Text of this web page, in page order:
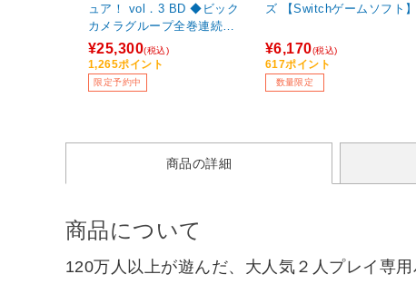
ュア！ vol．3 BD ◆ビック
カメラグループ全巻連続購
入特典「描き下ろし全巻収
納BOX・B2半裁タペストリ
ー4枚セット」◆メーカー全
巻連続購入特典あり
¥25,300(税込)
1,265ポイント
限定予約中
ズ 【Switchゲームソフト】
¥6,170(税込)
617ポイント
数量限定
商品の詳細
商品について
120万人以上が遊んだ、大人気２人プレイ専